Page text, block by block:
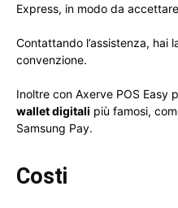
Express, in modo da
Contattando l’assistenza, hai
convenzione.
Inoltre con Axerve POS Easy
wallet digitali più famosi,
Samsung Pay.
Costi